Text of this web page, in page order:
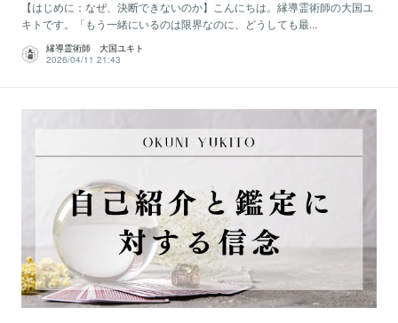
【はじめに：なぜ、決断できないのか】こんにちは。縁導霊術師の大国ユ
キトです。「もう一緒にいるのは限界なのに、どうしても最...
縁導霊術師 大国ユキト
2026/04/11 21:43